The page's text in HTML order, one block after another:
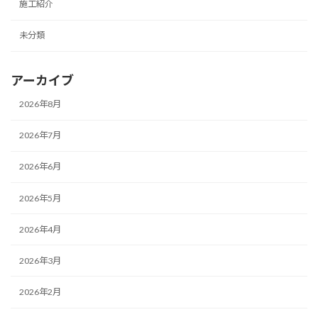
施工紹介
未分類
アーカイブ
2026年8月
2026年7月
2026年6月
2026年5月
2026年4月
2026年3月
2026年2月